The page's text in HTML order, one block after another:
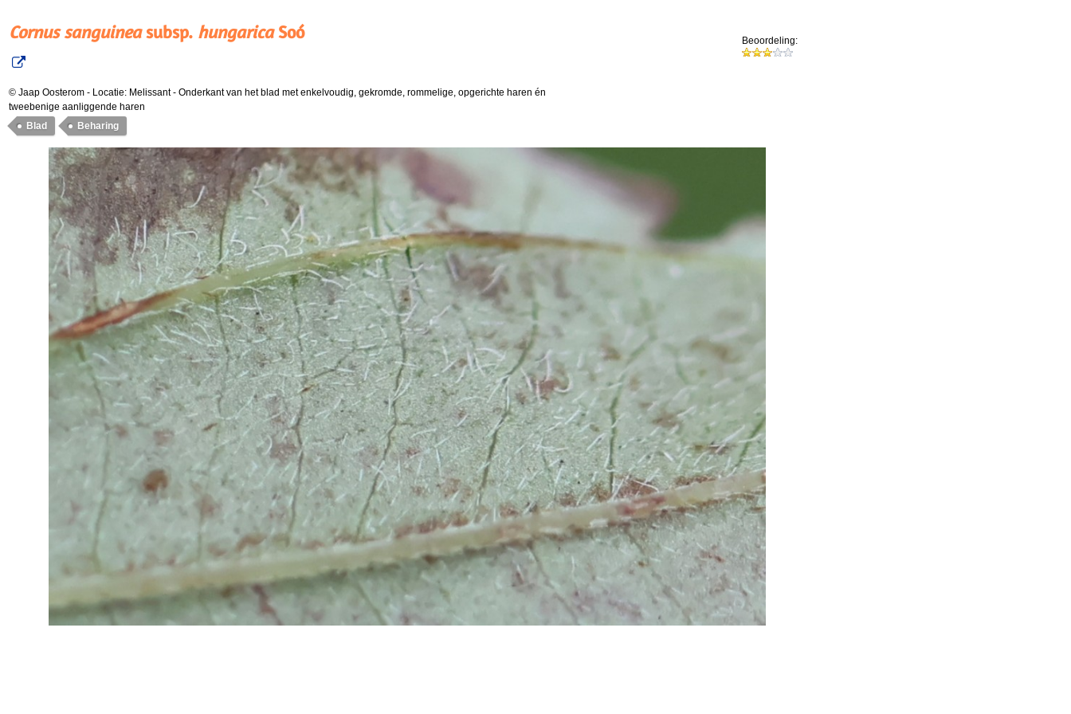
Cornus sanguineasubsp. hungaricaSoó Beoordeling:
© Jaap Oosterom - Locatie: Melissant- Onderkant van het blad met enkelvoudig, gekromde, rommelige, opgerichte haren én
tweebenige aanliggende haren
Blad
Beharing